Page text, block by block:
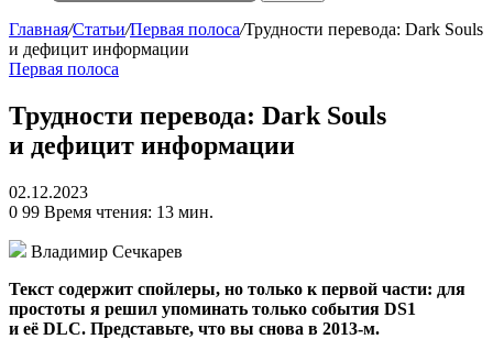
Главная/Статьи/Первая полоса/Трудности перевода: Dark Souls
и дефицит информации
Первая полоса
Трудности перевода: Dark Souls
и дефицит информации
02.12.2023
0 99 Время чтения: 13 мин.
Владимир Сечкарев
Текст содержит спойлеры, но только к первой части: для
простоты я решил упоминать только события DS1
и её DLC. Представьте, что вы снова в 2013-м.